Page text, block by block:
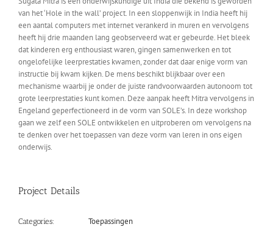
van het ‘Hole in the wall’ project. In een sloppenwijk in India heeft hij
een aantal computers met internet verankerd in muren en vervolgens
heeft hij drie maanden lang geobserveerd wat er gebeurde. Het bleek
dat kinderen erg enthousiast waren, gingen samenwerken en tot
ongelofelijke leerprestaties kwamen, zonder dat daar enige vorm van
instructie bij kwam kijken. De mens beschikt blijkbaar over een
mechanisme waarbij je onder de juiste randvoorwaarden autonoom tot
grote leerprestaties kunt komen. Deze aanpak heeft Mitra vervolgens in
Engeland geperfectioneerd in de vorm van SOLE’s. In deze workshop
gaan we zelf een SOLE ontwikkelen en uitproberen om vervolgens na
te denken over het toepassen van deze vorm van leren in ons eigen
onderwijs.
Project Details
Categories: Toepassingen